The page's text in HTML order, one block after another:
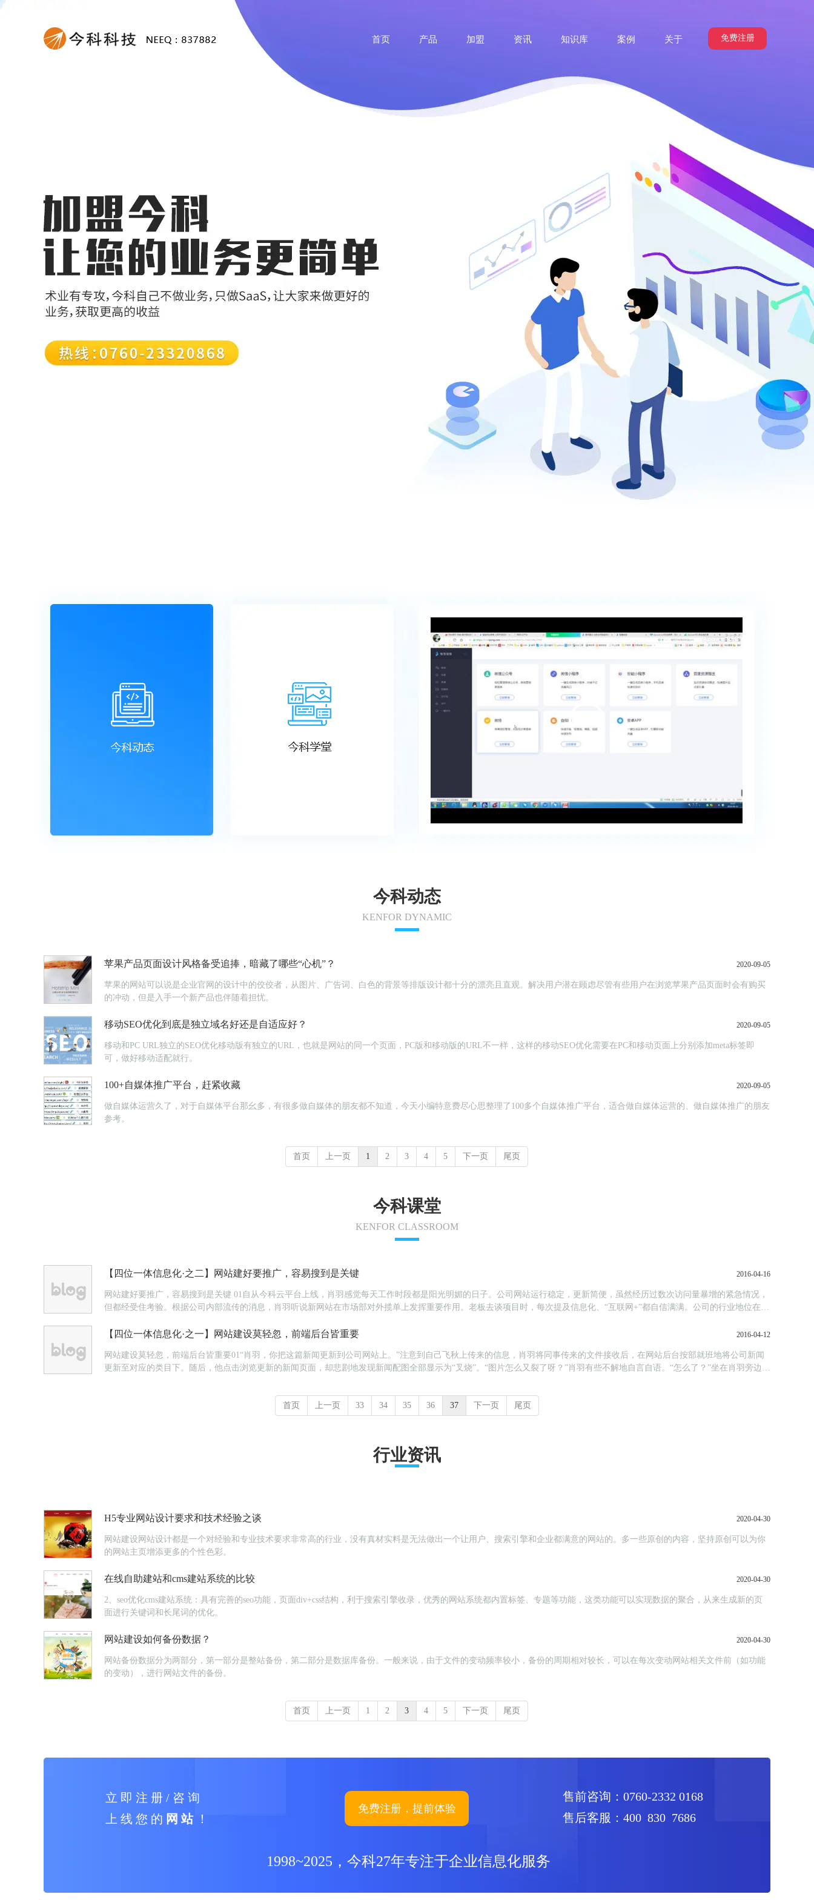
免费注册
首页 产品 加盟 资讯 知识库 案例 关于
今科动态
KENFOR DYNAMIC
苹果产品页面设计风格备受追捧，暗藏了哪些“心机”？ 2020-09-05
苹果的网站可以说是企业官网的设计中的佼佼者，从图片、广告词、白色的背景等排版设计都十分的漂亮且直观。解决用户潜在顾虑尽管有些用户在浏览苹果产品页面时会有购买
的冲动，但是入手一个新产品也伴随着担忧。
移动SEO优化到底是独立域名好还是自适应好？ 2020-09-05
移动和PC URL独立的SEO优化移动版有独立的URL，也就是网站的同一个页面，PC版和移动版的URL不一样，这样的移动SEO优化需要在PC和移动页面上分别添加meta标签即
可，做好移动适配就行。
100+自媒体推广平台，赶紧收藏 2020-09-05
做自媒体运营久了，对于自媒体平台那幺多，有很多做自媒体的朋友都不知道，今天小编特意费尽心思整理了100多个自媒体推广平台，适合做自媒体运营的、做自媒体推广的朋友
参考。
首页 上一页 1 2 3 4 5 下一页 尾页
今科课堂
KENFOR CLASSROOM
【四位一体信息化·之二】网站建好要推广，容易搜到是关键 2016-04-16
网站建好要推广，容易搜到是关键 01自从今科云平台上线，肖羽感觉每天工作时段都是阳光明媚的日子。公司网站运行稳定，更新简便，虽然经历过数次访问量暴增的紧急情况，
但都经受住考验。根据公司内部流传的消息，肖羽听说新网站在市场部对外揽单上发挥重要作用。老板去谈项目时，每次提及信息化、“互联网+”都自信满满。公司的行业地位在这
【四位一体信息化·之一】网站建设莫轻忽，前端后台皆重要 2016-04-12
网站建设莫轻忽，前端后台皆重要01“肖羽，你把这篇新闻更新到公司网站上。”注意到自己飞秋上传来的信息，肖羽将同事传来的文件接收后，在网站后台按部就班地将公司新闻
更新至对应的类目下。随后，他点击浏览更新的新闻页面，却悲剧地发现新闻配图全部显示为“叉烧”。“图片怎么又裂了呀？”肖羽有些不解地自言自语。“怎么了？”坐在肖羽旁边的
首页 上一页 33 34 35 36 37 下一页 尾页
行业资讯
H5专业网站设计要求和技术经验之谈 2020-04-30
网站建设网站设计都是一个对经验和专业技术要求非常高的行业，没有真材实料是无法做出一个让用户、搜索引擎和企业都满意的网站的。多一些原创的内容，坚持原创可以为你
的网站主页增添更多的个性色彩。
在线自助建站和cms建站系统的比较 2020-04-30
2、seo优化cms建站系统：具有完善的seo功能，页面div+css结构，利于搜索引擎收录，优秀的网站系统都内置标签、专题等功能，这类功能可以实现数据的聚合，从来生成新的页
面进行关键词和长尾词的优化。
网站建设如何备份数据？ 2020-04-30
网站备份数据分为两部分，第一部分是整站备份，第二部分是数据库备份。一般来说，由于文件的变动频率较小，备份的周期相对较长，可以在每次变动网站相关文件前（如功能
的变动），进行网站文件的备份。
首页 上一页 1 2 3 4 5 下一页 尾页
售前咨询：0760-2332 0168
售后客服：400 830 7686
1998~2025，今科27年专注于企业信息化服务
立 即 注 册 / 咨 询
上 线 您 的 网 站！
免费注册，提前体验